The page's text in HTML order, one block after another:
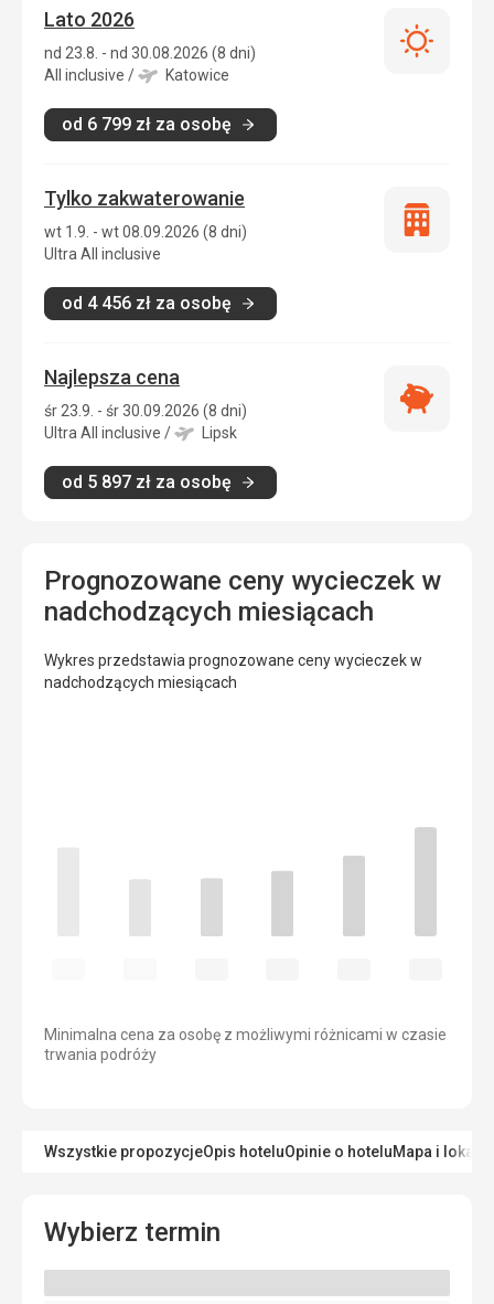
Lato 2026
nd 23.8. - nd 30.08.2026 (8 dni)
All inclusive / Katowice
od 6 799 zł za osobę
Lato
Tylko zakwaterowanie
wt 1.9. - wt 08.09.2026 (8 dni)
Ultra All inclusive
od 4 456 zł za osobę
Tylko
Najlepsza cena
śr 23.9. - śr 30.09.2026 (8 dni)
Ultra All inclusive / Lipsk
od 5 897 zł za osobę
Najlepsza
Prognozowane ceny wycieczek w
nadchodzących miesiącach
Wykres przedstawia prognozowane ceny wycieczek w
nadchodzących miesiącach
Minimalna cena za osobę z możliwymi różnicami w czasie
trwania podróży
Wszystkie propozycjeOpis hoteluOpinie o hoteluMapa i
Wybierz termin